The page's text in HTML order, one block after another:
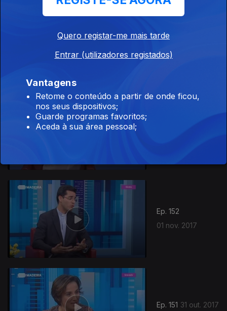
Ep. 159
03 nov. 2017
Ep. 152
01 nov. 2017
Ep. 151 31 out. 2017
Quero registar-me mais tarde
Entrar (utilizadores registados)
Vantagens
Retome o conteúdo a partir de onde ficou,
nos seus dispositivos;
Guarde programas favoritos;
Aceda à sua área pessoal;